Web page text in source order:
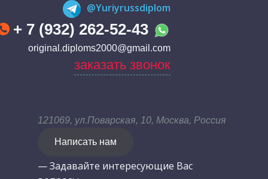
@Yuriyrussdiplom
+ 7 (932) 262-52-43
original.diploms2000@gmail.com
заказать звонок
121069, ул.Поварская, 10, Москва, Россия
Написать нам
— Задавайте интересующие Вас